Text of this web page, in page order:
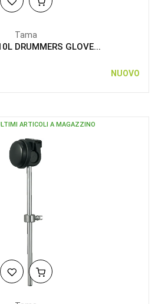
Tama
DRUMMERS GLOVE...
NUOVO
ARTICOLI A MAGAZZINO